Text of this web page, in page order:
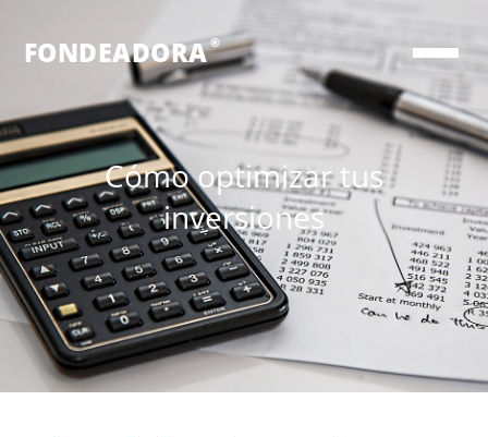
FONDEADORA®
Cómo optimizar tus
inversiones